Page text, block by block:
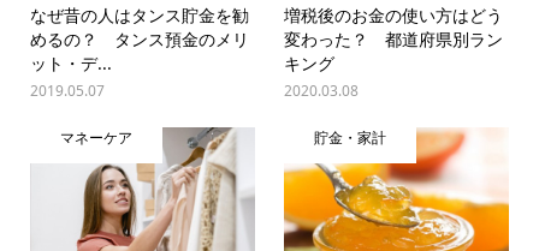
なぜ昔の人はタンス貯金を勧
めるの？ タンス預金のメリ
ット・デ...
2019.05.07
増税後のお金の使い方はどう
変わった？ 都道府県別ラン
キング
2020.03.08
マネーケア 貯金・家計